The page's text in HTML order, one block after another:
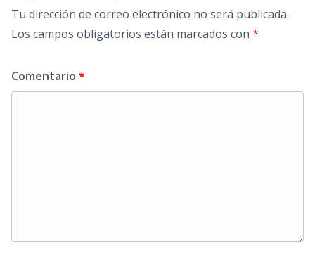
Tu dirección de correo electrónico no será publicada.
Los campos obligatorios están marcados con *
Comentario *